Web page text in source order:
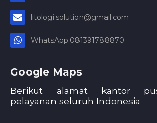
litologi.solution@gmail.com
WhatsApp:081391788870
Google Maps
Berikut alamat kantor
pelayanan seluruh Indonesia